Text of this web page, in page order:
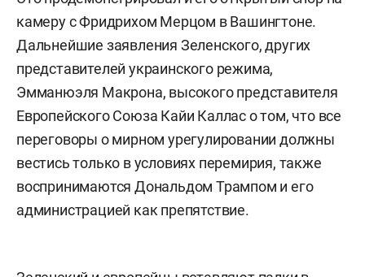
камеру с Фридрихом Мерцом в Вашингтоне.
Дальнейшие заявления Зеленского, других
представителей украинского режима,
Эмманюэля Макрона, высокого представителя
Европейского Союза Кайи Каллас о том, что все
переговоры о мирном урегулировании должны
вестись только в условиях перемирия, также
воспринимаются Дональдом Трампом и его
администрацией как препятствие.